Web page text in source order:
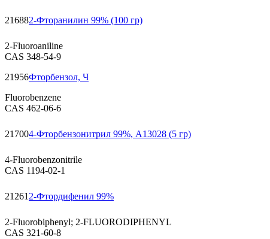
216882-Фторанилин 99% (100 гр)
2-Fluoroaniline
CAS 348-54-9
21956Фторбензол, Ч
Fluorobenzene
CAS 462-06-6
217004-Фторбензонитрил 99%, A13028 (5 гр)
4-Fluorobenzonitrile
CAS 1194-02-1
21261 2-Фтордифенил 99%
2-Fluorobiphenyl; 2-FLUORODIPHENYL
CAS 321-60-8